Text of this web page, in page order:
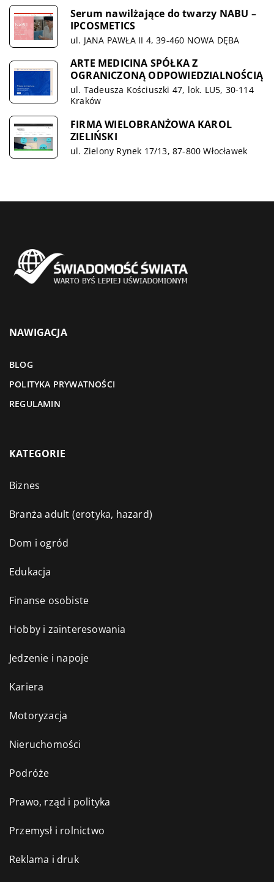
Serum nawilżające do twarzy NABU –
IPCOSMETICS
ul. JANA PAWŁA II 4, 39-460 NOWA DĘBA
ARTE MEDICINA SPÓŁKA Z
OGRANICZONĄ ODPOWIEDZIALNOŚCIĄ
ul. Tadeusza Kościuszki 47, lok. LU5, 30-114
Kraków
FIRMA WIELOBRANŻOWA KAROL
ZIELIŃSKI
ul. Zielony Rynek 17/13, 87-800 Włocławek
NAWIGACJA
BLOG
POLITYKA PRYWATNOŚCI
REGULAMIN
KATEGORIE
Biznes
Branża adult (erotyka, hazard)
Dom i ogród
Edukacja
Finanse osobiste
Hobby i zainteresowania
Jedzenie i napoje
Kariera
Motoryzacja
Nieruchomości
Podróże
Prawo, rząd i polityka
Przemysł i rolnictwo
Reklama i druk